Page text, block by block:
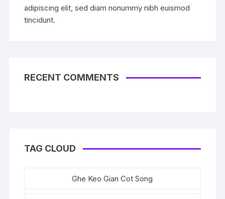
adipiscing elit, sed diam nonummy nibh euismod
tincidunt.
RECENT COMMENTS
TAG CLOUD
Ghe Keo Gian Cot Song